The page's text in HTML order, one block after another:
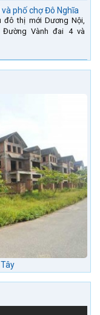
phố chợ Đô Nghĩa
đô thị mới Dương Nội,
Vành đai 4 và